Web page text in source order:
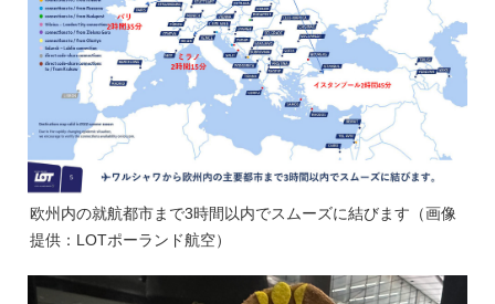
欧州内の就航都市まで3時間以内でスムーズに結びます（画像
提供：LOTポーランド航空）